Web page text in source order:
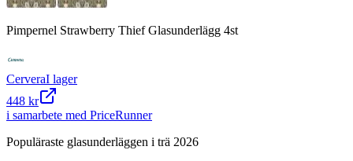
Pimpernel Strawberry Thief Glasunderlägg 4st
CerveraI lager
448 kr
i samarbete med PriceRunner
Populäraste glasunderläggen i trä 2026